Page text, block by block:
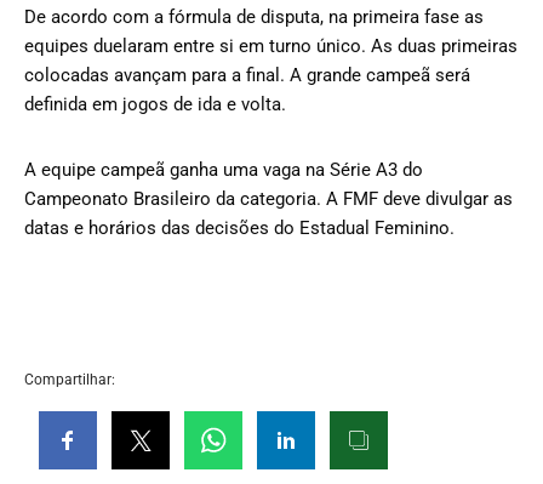
De acordo com a fórmula de disputa, na primeira fase as
equipes duelaram entre si em turno único. As duas primeiras
colocadas avançam para a final. A grande campeã será
definida em jogos de ida e volta.
A equipe campeã ganha uma vaga na Série A3 do
Campeonato Brasileiro da categoria. A FMF deve divulgar as
datas e horários das decisões do Estadual Feminino.
Compartilhar: